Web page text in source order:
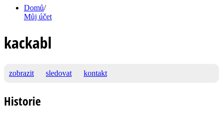
Domů/
Můj účet
kackabl
zobrazit sledovat kontakt
Historie